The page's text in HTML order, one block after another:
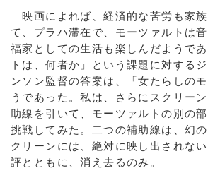
映画によれば、経済的な苦労も家
て、プラハ滞在で、モーツァルトは
福家としての生活も楽しんだようで
トは、何者か」という課題に対する
ンソン監督の答案は、「女たらしの
うであった。私は、さらにスクリー
助線を引いて、モーツァルトの別の
挑戦してみた。二つの補助線は、幻
クリーンには、絶対に映し出されな
評とともに、消え去るのみ。